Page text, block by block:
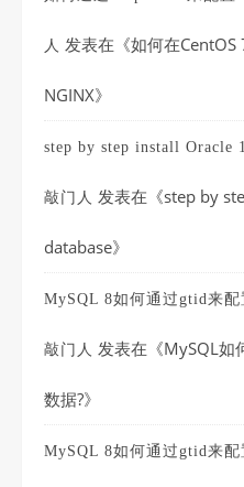
人 发表在《如何在CentOS
NGINX》
step by step install Oracle
敲门人 发表在《step by
database》
MySQL 8如何通过gtid来
敲门人 发表在《MySQL如
数据?》
MySQL 8如何通过gtid来